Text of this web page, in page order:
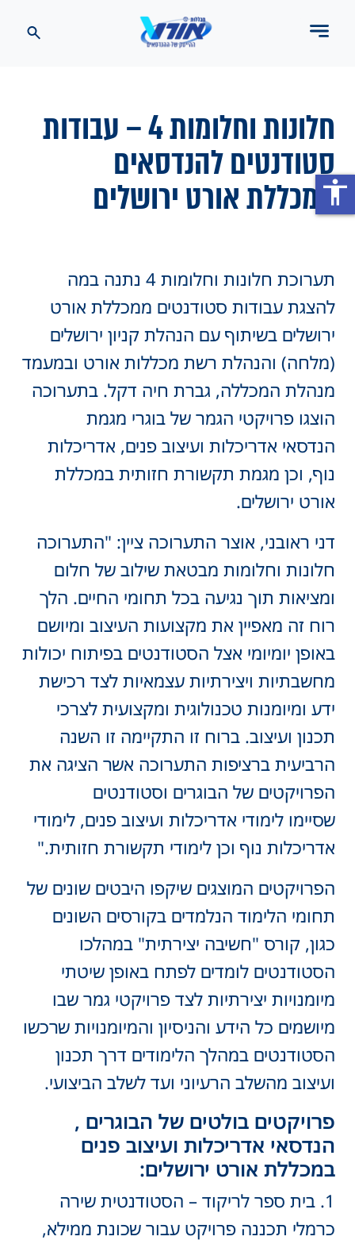
חלונות וחלומות 4 – עבודות
סטודנטים להנדסאים
ממכללת אורט ירושלים
תערוכת חלונות וחלומות 4 נתנה במה
להצגת עבודות סטודנטים ממכללת אורט
ירושלים בשיתוף עם הנהלת קניון ירושלים
(מלחה) והנהלת רשת מכללות אורט ובמעמד
מנהלת המכללה, גברת חיה דקל. בתערוכה
הוצגו פרויקטי הגמר של בוגרי מגמת
הנדסאי אדריכלות ועיצוב פנים, אדריכלות
נוף, וכן מגמת תקשורת חזותית במכללת
אורט ירושלים.
דני ראובני, אוצר התערוכה ציין: "התערוכה
חלונות וחלומות מבטאת שילוב של חלום
ומציאות תוך נגיעה בכל תחומי החיים. הלך
רוח זה מאפיין את מקצועות העיצוב ומיושם
באופן יומיומי אצל הסטודנטים בפיתוח יכולות
מחשבתיות ויצירתיות עצמאיות לצד רכישת
ידע ומיומנות טכנולוגית ומקצועית לצרכי
תכנון ועיצוב. ברוח זו התקיימה זו השנה
הרביעית ברציפות התערוכה אשר הציגה את
הפרויקטים של הבוגרים וסטודנטים
שסיימו לימודי אדריכלות ועיצוב פנים, לימודי
אדריכלות נוף וכן לימודי תקשורת חזותית."
הפרויקטים המוצגים שיקפו היבטים שונים של
תחומי הלימוד הנלמדים בקורסים השונים
כגון, קורס "חשיבה יצירתית" במהלכו
הסטודנטים לומדים לפתח באופן שיטתי
מיומנויות יצירתיות לצד פרויקטי גמר שבו
מיושמים כל הידע והניסיון והמיומנויות שרכשו
הסטודנטים במהלך הלימודים דרך תכנון
ועיצוב מהשלב הרעיוני ועד לשלב הביצועי.
פרויקטים בולטים של הבוגרים ,
הנדסאי אדריכלות ועיצוב פנים
במכללת אורט ירושלים:
1. בית ספר לריקוד – הסטודנטית שירה
כרמלי תכננה פרויקט עבור שכונת ממילא,
accessibility